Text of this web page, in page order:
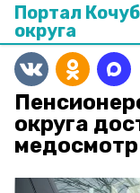
Портал
округа
округа
медосмотр